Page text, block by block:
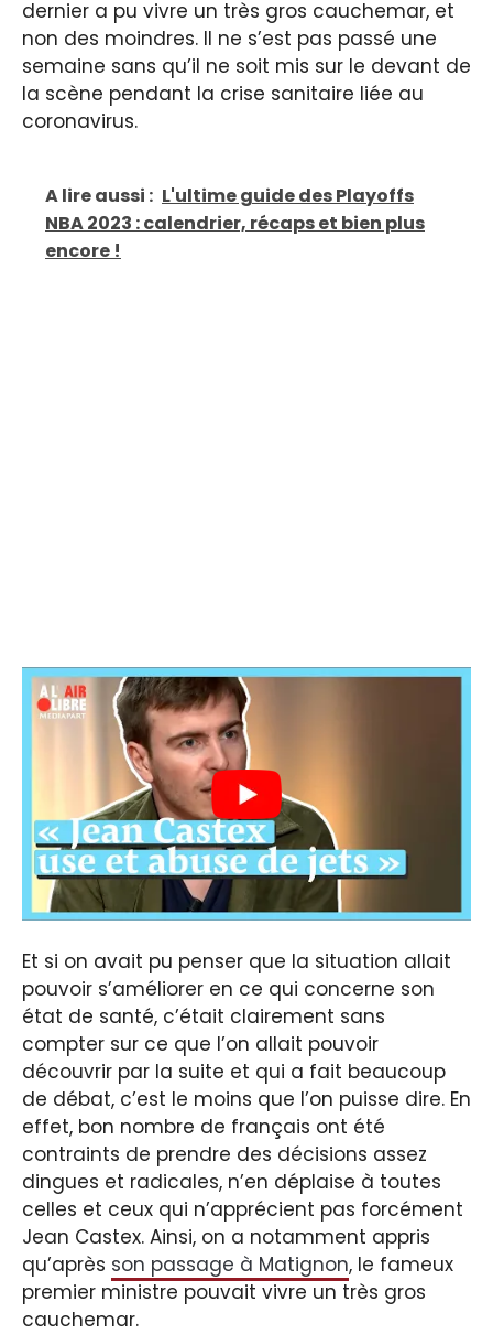
dernier a pu vivre un très gros cauchemar, et
non des moindres. Il ne s’est pas passé une
semaine sans qu’il ne soit mis sur le devant de
la scène pendant la crise sanitaire liée au
coronavirus.
A lire aussi : L'ultime guide des Playoffs
NBA 2023 : calendrier, récaps et bien plus
encore !
Et si on avait pu penser que la situation allait
pouvoir s’améliorer en ce qui concerne son
état de santé, c’était clairement sans
compter sur ce que l’on allait pouvoir
découvrir par la suite et qui a fait beaucoup
de débat, c’est le moins que l’on puisse dire. En
effet, bon nombre de français ont été
contraints de prendre des décisions assez
dingues et radicales, n’en déplaise à toutes
celles et ceux qui n’apprécient pas forcément
Jean Castex. Ainsi, on a notamment appris
qu’après son passage à Matignon, le fameux
premier ministre pouvait vivre un très gros
cauchemar.